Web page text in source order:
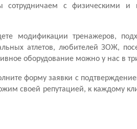
с физическими и
модификации тренажеров,
атлетов, любителей ЗОЖ,
оборудование можно у нас в
форму заявки с
своей репутацией, к каждому